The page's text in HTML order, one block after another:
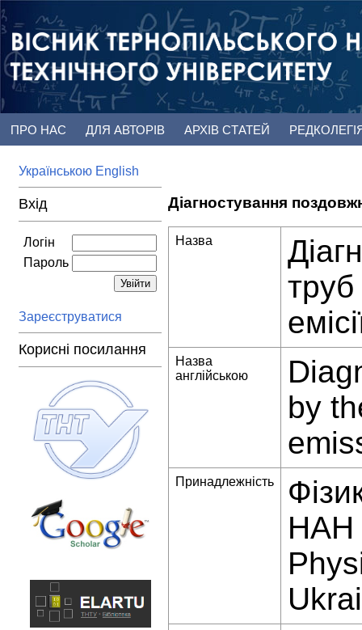
ПРО НАС ДЛЯ АВТОРІВ АРХІВ СТАТЕЙ
Українською English
Вхід
Логін
Пароль
Зареєструватися
Корисні посилання
Діагностування
Назва
Назва
англійською
by
Принадлежність
НАН